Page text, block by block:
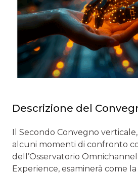
Descrizione del
Il Secondo Convegno
alcuni momenti di confronto
dell’Osservatorio
Experience, esaminerà come